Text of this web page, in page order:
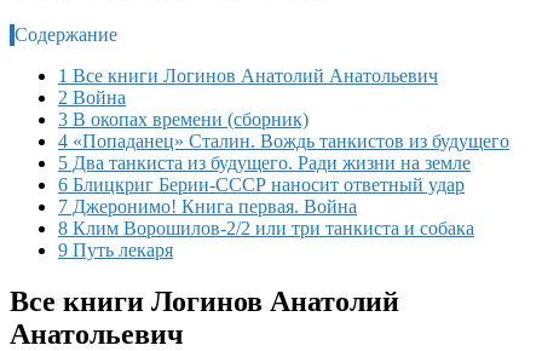
Содержание
1 Все книги Логинов Анатолий Анатольевич
2 Война
3 В окопах времени (сборник)
4 «Попаданец» Сталин. Вождь танкистов из будущего
5 Два танкиста из будущего. Ради жизни на земле
6 Блицкриг Берии-СССР наносит ответный удар
7 Джеронимо! Книга первая. Война
8 Клим Ворошилов-2/2 или три танкиста и собака
9 Путь лекаря
Все книги Логинов Анатолий
Анатольевич